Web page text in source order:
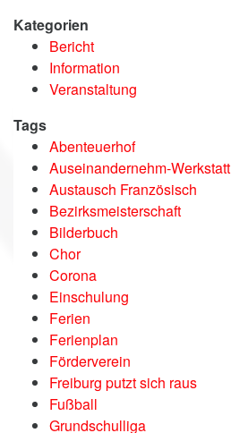
Kategorien
Bericht
Information
Veranstaltung
Tags
Abenteuerhof
Auseinandernehm-Werkstatt
Austausch Französisch
Bezirksmeisterschaft
Bilderbuch
Chor
Corona
Einschulung
Ferien
Ferienplan
Förderverein
Freiburg putzt sich raus
Fußball
Grundschulliga